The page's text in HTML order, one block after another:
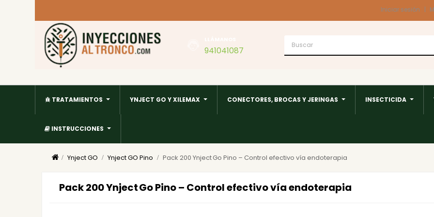
Iniciar sesión
941041087
TRATAMIENTOS YNJECT GO Y XILEMAX CONECTORES, BROCAS Y JERINGAS INSECTICIDA
INSTRUCCIONES
Ynject GO Ynject GO Pino Pack 200 Ynject Go Pino – Control efectivo vía endoterapia
Pack 200 Ynject Go Pino – Control efectivo vía endoterapia